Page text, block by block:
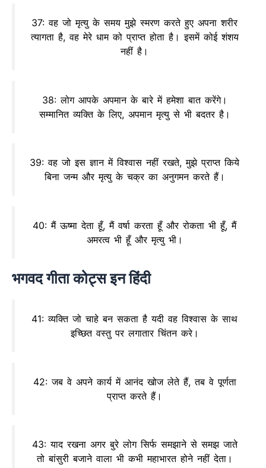
37: वह जो मृत्यु के समय मुझे स्मरण करते हुए अपना शरीर
त्यागता है, वह मेरे धाम को प्राप्त होता है। इसमें कोई शंशय
नहीं है।
38: लोग आपके अपमान के बारे में हमेशा बात करेंगे।
सम्मानित व्यक्ति के लिए, अपमान मृत्यु से भी बदतर है।
39: वह जो इस ज्ञान में विश्वास नहीं रखते, मुझे प्राप्त किये
बिना जन्म और मृत्यु के चक्र का अनुगमन करते हैं।
40: मैं ऊष्मा देता हूँ, मैं वर्षा करता हूँ और रोकता भी हूँ, मैं
अमरत्व भी हूँ और मृत्यु भी।
भगवद गीता कोट्स इन हिंदी
41: व्यक्ति जो चाहे बन सकता है यदी वह विश्वास के साथ
इच्छित वस्तु पर लगातार चिंतन करे।
42: जब वे अपने कार्य में आनंद खोज लेते हैं, तब वे पूर्णता
प्राप्त करते हैं।
43: याद रखना अगर बुरे लोग सिर्फ समझाने से समझ जाते
तो बांसुरी बजाने वाला भी कभी महाभारत होने नहीं देता।